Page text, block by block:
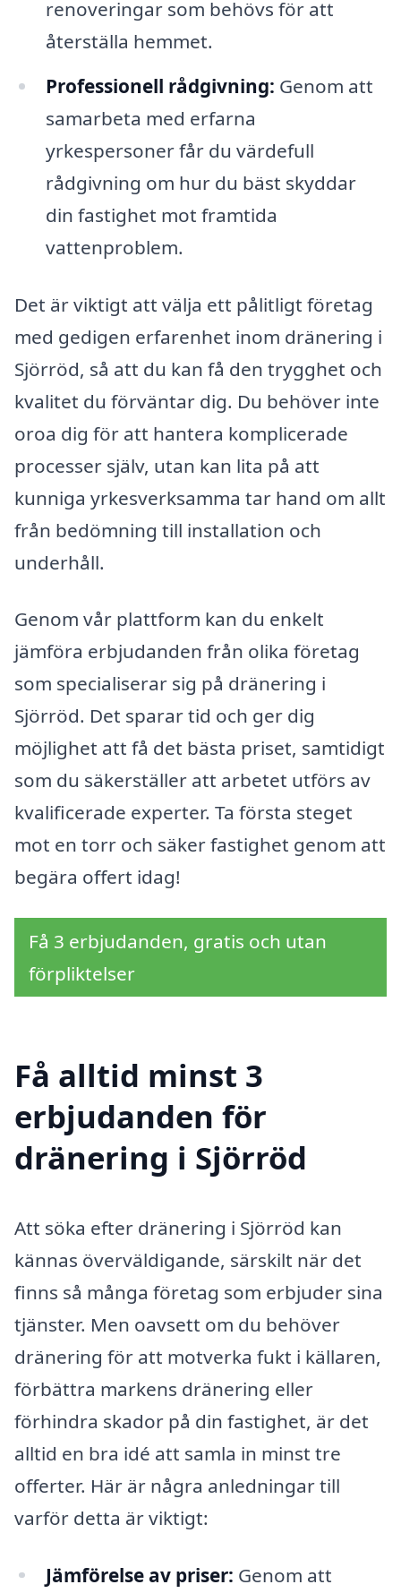
renoveringar som behövs för att
återställa hemmet.
Professionell rådgivning: Genom att
samarbeta med erfarna
yrkespersoner får du värdefull
rådgivning om hur du bäst skyddar
din fastighet mot framtida
vattenproblem.
Det är viktigt att välja ett pålitligt företag
med gedigen erfarenhet inom dränering i
Sjörröd, så att du kan få den trygghet och
kvalitet du förväntar dig. Du behöver inte
oroa dig för att hantera komplicerade
processer själv, utan kan lita på att
kunniga yrkesverksamma tar hand om allt
från bedömning till installation och
underhåll.
Genom vår plattform kan du enkelt
jämföra erbjudanden från olika företag
som specialiserar sig på dränering i
Sjörröd. Det sparar tid och ger dig
möjlighet att få det bästa priset, samtidigt
som du säkerställer att arbetet utförs av
kvalificerade experter. Ta första steget
mot en torr och säker fastighet genom att
begära offert idag!
Få 3 erbjudanden, gratis och utan
förpliktelser
Få alltid minst 3
erbjudanden för
dränering i Sjörröd
Att söka efter dränering i Sjörröd kan
kännas överväldigande, särskilt när det
finns så många företag som erbjuder sina
tjänster. Men oavsett om du behöver
dränering för att motverka fukt i källaren,
förbättra markens dränering eller
förhindra skador på din fastighet, är det
alltid en bra idé att samla in minst tre
offerter. Här är några anledningar till
varför detta är viktigt:
Jämförelse av priser: Genom att